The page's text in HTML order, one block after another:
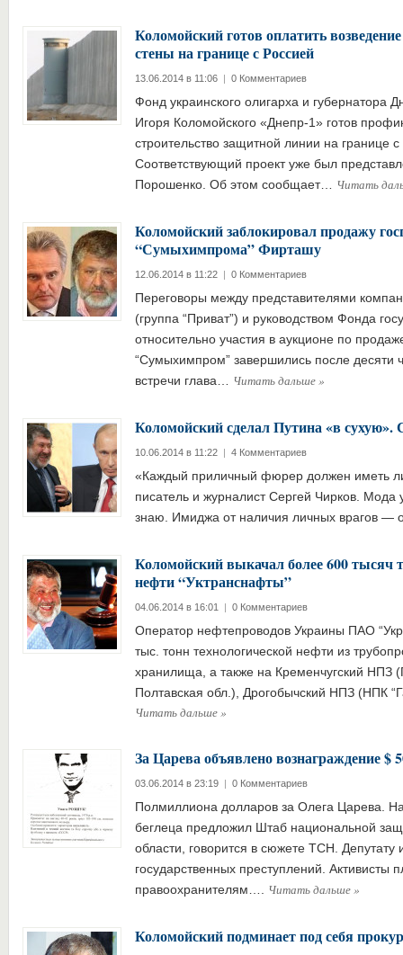
Коломойский готов оплатить
стены на границе с Россией
13.06.2014 в 11:06 | 0 Комментариев
Фонд украинского олигарха и губернатора
Игоря Коломойского «Днепр-1» готов
строительство защитной линии на границе
Соответствующий проект уже был
Порошенко. Об этом сообщает… Читать
Коломойский заблокировал продажу
“Сумыхимпрома” Фирташу
12.06.2014 в 11:22 | 0 Комментариев
Переговоры между представителями
(группа “Приват”) и руководством Фонда
относительно участия в аукционе по
“Сумыхимпром” завершились после десяти
встречи глава… Читать дальше»
Коломойский сделал Путина «в сухую».
10.06.2014 в 11:22 | 4 Комментариев
«Каждый приличный фюрер должен иметь
писатель и журналист Сергей Чирков. Мода
знаю. Имиджа от наличия личных врагов
Коломойский выкачал более 600 тысяч
нефти “Уктранснафты”
04.06.2014 в 16:01 | 0 Комментариев
Оператор нефтепроводов Украины ПАО
тыс. тонн технологической нефти из
хранилища, а также на Кременчугский НПЗ
Полтавская обл.), Дрогобычский НПЗ (НПК
Читать дальше»
За Царева объявлено вознаграждение $
03.06.2014 в 23:19 | 0 Комментариев
Полмиллиона долларов за Олега Царева.
беглеца предложил Штаб национальной
области, говорится в сюжете ТСН. Депутату
государственных преступлений. Активисты
правоохранителям…. Читать дальше»
Коломойский подминает под себя